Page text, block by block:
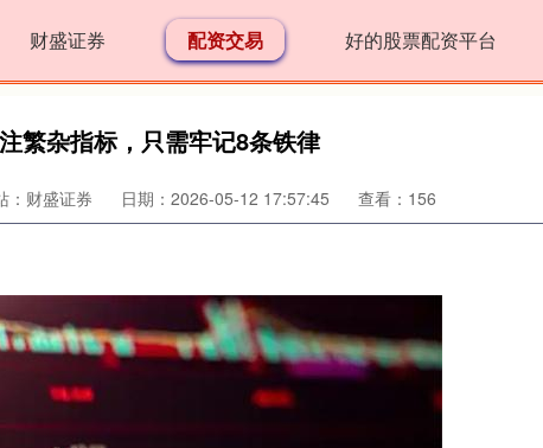
财盛证券 配资交易 好的股票配资平台
繁杂指标，只需牢记8条铁律
：财盛证券 日期：2026-05-12 17:57:45 查看：156